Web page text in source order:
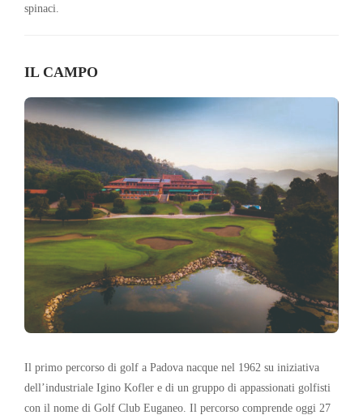
spinaci.
IL CAMPO
Il primo percorso di golf a Padova nacque nel 1962 su iniziativa
dell’industriale Igino Kofler e di un gruppo di appassionati golfisti
con il nome di Golf Club Euganeo. Il percorso comprende oggi 27